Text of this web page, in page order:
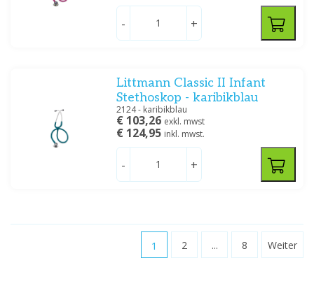
- +
Littmann Classic II Infant
Stethoskop - karibikblau
2124 - karibikblau
€ 103,26 exkl. mwst
€ 124,95 inkl. mwst.
- +
1 2 ... 8 Weiter